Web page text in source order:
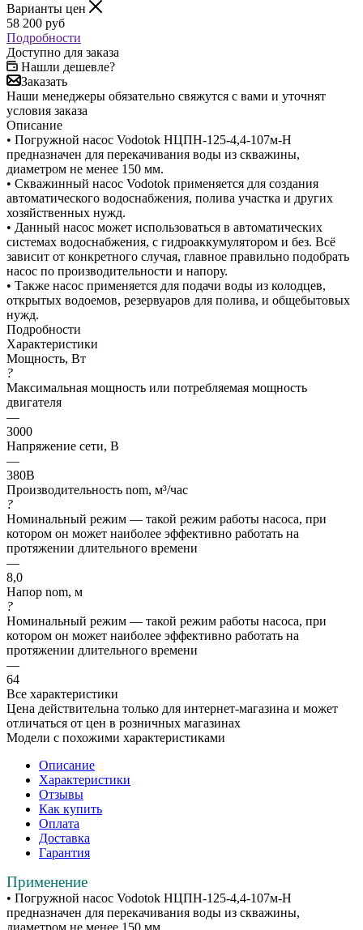
Варианты цен
58 200 руб
Подробности
Доступно для заказа
Нашли дешевле?
Заказать
Наши менеджеры обязательно свяжутся с вами и уточнят
условия заказа
Описание
• Погружной насос Vodotok НЦПН-125-4,4-107м-Н
предназначен для перекачивания воды из скважины,
диаметром не менее 150 мм.
• Скважинный насос Vodotok применяется для создания
автоматического водоснабжения, полива участка и других
хозяйственных нужд.
• Данный насос может использоваться в автоматических
системах водоснабжения, с гидроаккумулятором и без. Всё
зависит от конкретного случая, главное правильно подобрать
насос по производительности и напору.
• Также насос применяется для подачи воды из колодцев,
открытых водоемов, резервуаров для полива, и общебытовых
нужд.
Подробности
Характеристики
Мощность, Вт
?
Максимальная мощность или потребляемая мощность
двигателя
—
3000
Напряжение сети, В
—
380В
Производительность nom, м³/час
?
Номинальный режим — такой режим работы насоса, при
котором он может наиболее эффективно работать на
протяжении длительного времени
—
8,0
Напор nom, м
?
Номинальный режим — такой режим работы насоса, при
котором он может наиболее эффективно работать на
протяжении длительного времени
—
64
Все характеристики
Цена действительна только для интернет-магазина и может
отличаться от цен в розничных магазинах
Модели с похожими характеристиками
Описание
Характеристики
Отзывы
Как купить
Оплата
Доставка
Гарантия
Применение
• Погружной насос Vodotok НЦПН-125-4,4-107м-Н
предназначен для перекачивания воды из скважины,
диаметром не менее 150 мм.